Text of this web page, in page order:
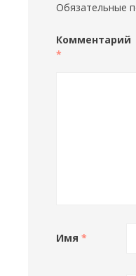
Обязательные
Комментарий
*
Имя *